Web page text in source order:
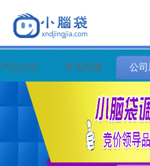
产品介绍 常见问题 公